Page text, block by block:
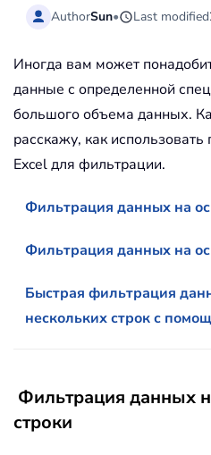
AuthorSun• Last modified
Иногда вам может
данные с определенной
большого объема данных.
расскажу, как
Excel для фильтрации.
Фильтрация данных на
Фильтрация данных на
Быстрая фильтрация
нескольких строк с
Фильтрация данных
строки